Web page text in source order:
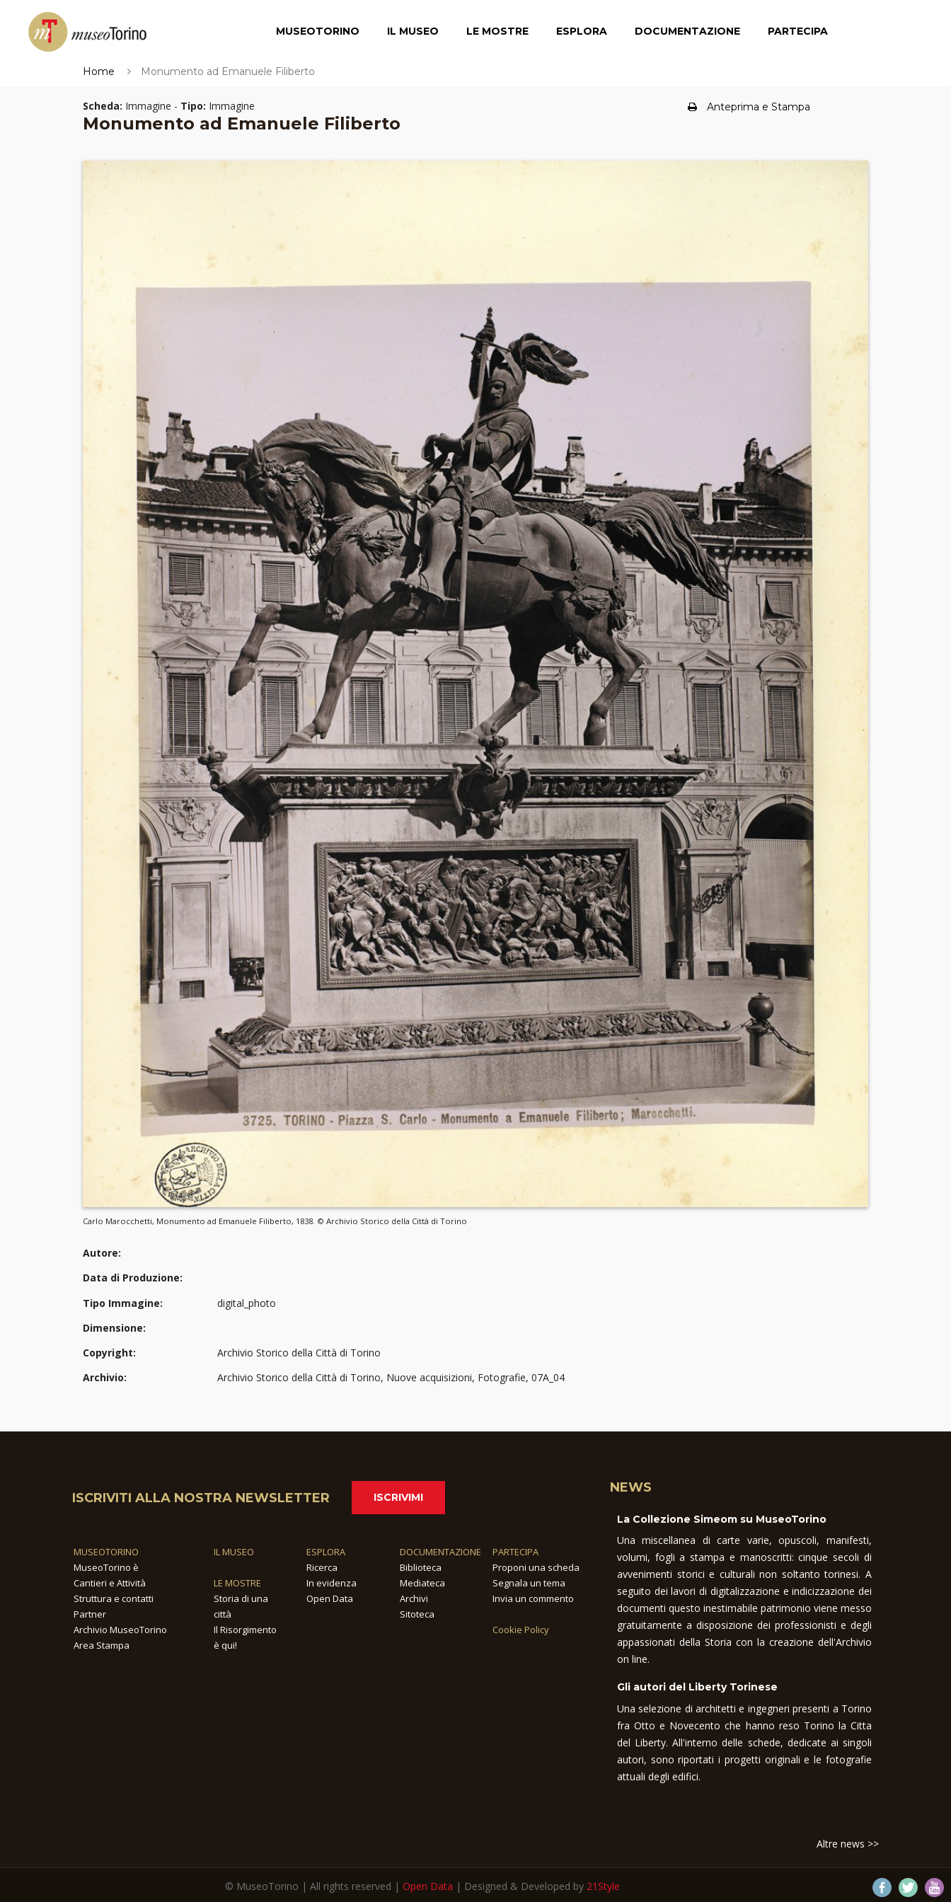
MUSEOTORINO IL MUSEO LE MOSTRE ESPLORA DOCUMENTAZIONE PARTECIPA
Home Monumento ad Emanuele Filiberto
Scheda: Immagine - Tipo: Immagine
Monumento ad Emanuele Filiberto
Anteprima e Stampa
Carlo Marocchetti, Monumento ad Emanuele Filiberto, 1838. © Archivio Storico della Città di Torino
Autore:
Data di Produzione:
Tipo Immagine:
digital_photo
Dimensione:
Copyright:
Archivio Storico della Città di Torino
Archivio:
Archivio Storico della Città di Torino, Nuove acquisizioni, Fotografie, 07A_04
ISCRIVITI ALLA NOSTRA NEWSLETTER ISCRIVIMI
MUSEOTORINO
MuseoTorino è
Cantieri e Attività
Struttura e contatti
Partner
Archivio MuseoTorino
Area Stampa
IL MUSEO
LE MOSTRE
Storia di una
città
Il Risorgimento
è qui!
ESPLORA
Ricerca
In evidenza
Open Data
DOCUMENTAZIONE
Biblioteca
Mediateca
Archivi
Sitoteca
PARTECIPA
Proponi una scheda
Segnala un tema
Invia un commento
Cookie Policy
NEWS
La Collezione Simeom su MuseoTorino
Una miscellanea di carte varie, opuscoli, manifesti,
volumi, fogli a stampa e manoscritti: cinque secoli di
avvenimenti storici e culturali non soltanto torinesi. A
seguito dei lavori di digitalizzazione e indicizzazione dei
documenti questo inestimabile patrimonio viene messo
gratuitamente a disposizione dei professionisti e degli
appassionati della Storia con la creazione dell'Archivio
on line.
Gli autori del Liberty Torinese
Una selezione di architetti e ingegneri presenti a Torino
fra Otto e Novecento che hanno reso Torino la Citta
del Liberty. All'interno delle schede, dedicate ai singoli
autori, sono riportati i progetti originali e le fotografie
attuali degli edifici.
Altre news >>
© MuseoTorino | All rights reserved | Open Data | Designed & Developed by 21Style